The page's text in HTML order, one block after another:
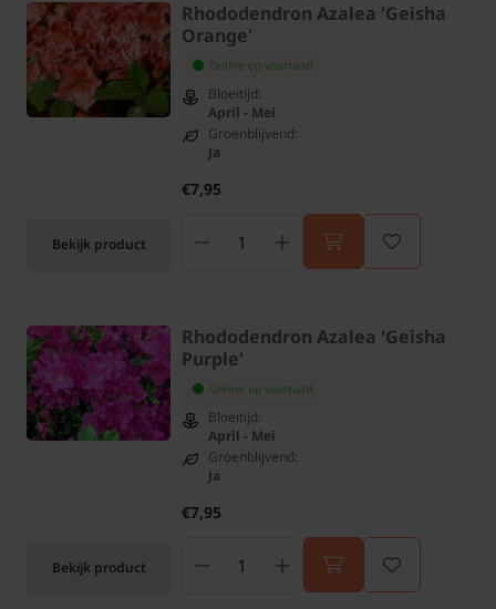
Bekijk product
Rhododendron Azalea 'Geisha
Orange'
Online op voorraad
Bloeitijd:
April - Mei
Groenblijvend:
Ja
€7,95
Bekijk product
Rhododendron Azalea 'Geisha
Purple'
Online op voorraad
Bloeitijd:
April - Mei
Groenblijvend:
Ja
€7,95